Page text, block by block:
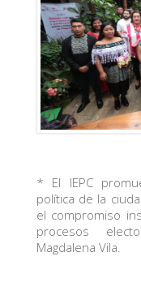
* El IEPC
política de la
el compromiso
procesos
Magdalena Vila.